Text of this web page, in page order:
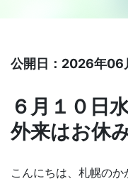
公開日：2026年06
６月１０日
外来はお休
こんにちは、札幌の